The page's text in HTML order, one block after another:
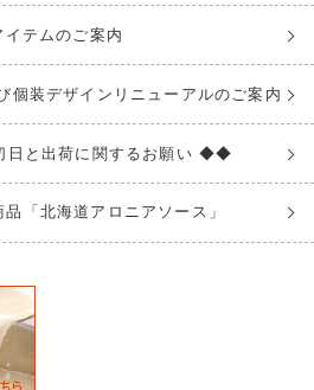
テムのご案内
個装デザインリニューアルのご案内
と出荷に関するお願い ◆◆
「北海道アロニアソース」